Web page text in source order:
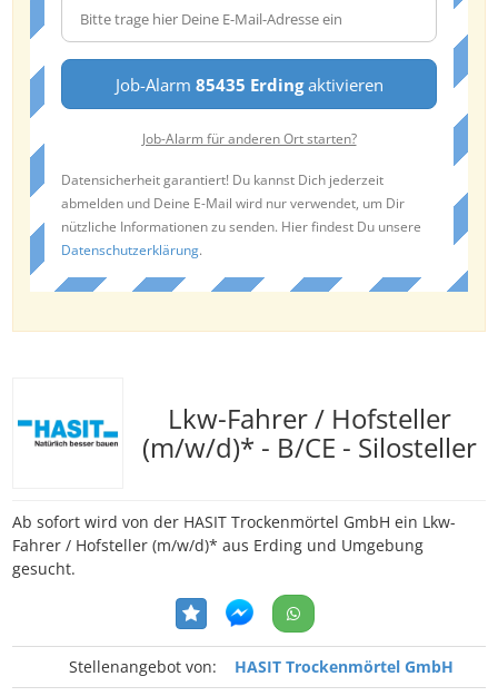
Job-Alarm 85435 Erdingaktivieren
Job-Alarm für anderen Ort starten?
Datensicherheit garantiert! Du kannst Dich jederzeit
abmelden und Deine E-Mail wird nur verwendet, um Dir
nützliche Informationen zu senden. Hier findest Du unsere
Datenschutzerklärung.
Lkw-Fahrer / Hofsteller
(m/w/d)* - B/CE - Silosteller
Ab sofort wird von der HASIT Trockenmörtel GmbH ein Lkw-
Fahrer / Hofsteller (m/w/d)* aus Erding und Umgebung
gesucht.
Stellenangebot von:
HASIT Trockenmörtel GmbH